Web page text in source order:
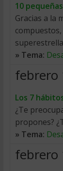
10
Gracias a la
» Tema:
febrero
Los 7
¿Te
propones?
» Tema:
febrero